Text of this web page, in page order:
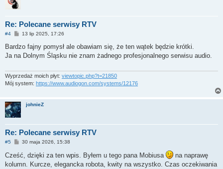
Re: Polecane serwisy RTV
#4
P
s
13 lip 2025, 17:26
Bardzo fajny pomysł ale obawiam się, że ten wątek będzie krótki.
Ja na Dolnym Śląsku nie znam żadnego profesjonalnego serwisu audio.
Wyprzedaż moich płyt: viewtopic.php?t=21850
Mój system: https://www.audiogon.com/systems/12176
johnieZ
Re: Polecane serwisy RTV
#5
P
s
30 maja 2026, 15:38
Cześć, dzięki za ten wpis. Byłem u tego pana Mobiusa
na naprawę
kolumn. Kurcze, elegancka robota, kwity na wszystko. Czas oczekiwania